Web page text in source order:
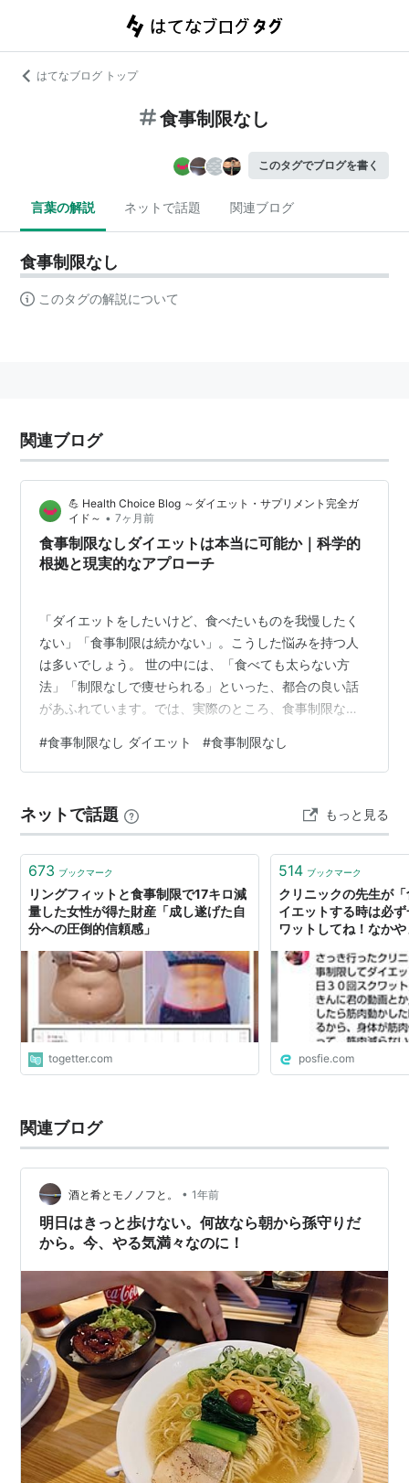
はてなブログ トップ
食事制限なし
このタグでブログを書く
言葉の解説 ネットで話題 関連ブログ
食事制限なし
このタグの解説について
関連ブログ
💪 Health Choice Blog ～ダイエット・サプリメント完全ガ
イド～ • 7ヶ月前
食事制限なしダイエットは本当に可能か｜科学的
根拠と現実的なアプローチ
「ダイエットをしたいけど、食べたいものを我慢したく
ない」「食事制限は続かない」。こうした悩みを持つ人
は多いでしょう。 世の中には、「食べても太らない方
法」「制限なしで痩せられる」といった、都合の良い話
があふれています。では、実際のところ、食事制限なし
事制限の必要性について科学的に検証し、制限を最小化
しながらダイエットする現実的な方法について、詳しく
体重が減少するのは、単純な原理があります。摂取カロ
リーが、消費カロリーより少ない場合です。 この基本原
理は、どのダイエット方法であっても、変わり…
#食事制限なし ダイエット #食事制限なし
ネットで話題 もっと見る
673 ブックマーク
リングフィットと食事制限で17キロ減
量した女性が得た財産「成し遂げた自
分への圧倒的信頼感」
togetter.com
514 ブックマーク
クリニックの先生が
イエットする時は必
ワットしてね！なか
かした時のホルモン
が筋肉使ってるんだ
らないから」って言
なったのでシェアし
posfie.com
関連ブログ
酒と肴とモノノフと。 • 1年前
明日はきっと歩けない。何故なら朝から孫守りだ
から。今、やる気満々なのに！